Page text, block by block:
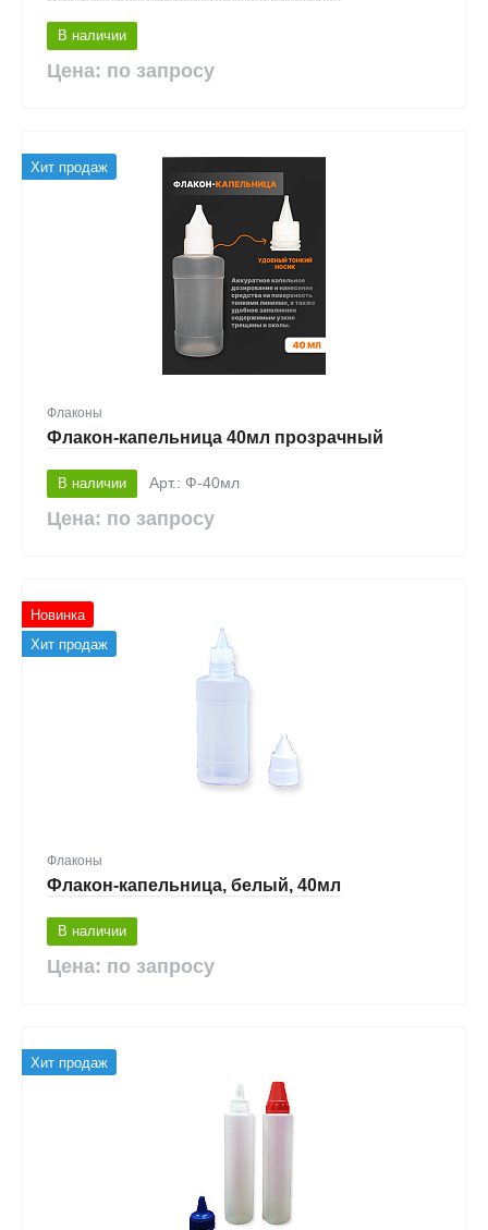
В наличии
Цена: по запросу
Хит продаж
Флаконы
Флакон-капельница 40мл прозрачный
В наличии Арт.: Ф-40мл
Цена: по запросу
Новинка
Хит продаж
Флаконы
Флакон-капельница, белый, 40мл
В наличии
Цена: по запросу
Хит продаж